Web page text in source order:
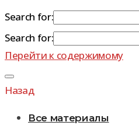
Search for:
Search for:
Перейти к содержимому
Назад
Все материалы